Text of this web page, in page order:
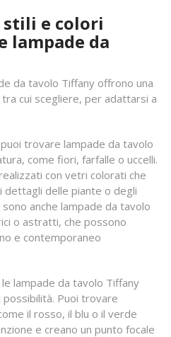
stili e colori
lampade da
da tavolo Tiffany offrono una
cui scegliere, per adattarsi a
trovare lampade da tavolo
come fiori, farfalle o uccelli.
con vetri colorati che
delle piante o degli
anche lampade da tavolo
o astratti, che possono
e contemporaneo
lampade da tavolo Tiffany
Puoi trovare
il rosso, il blu o il verde
e creano un punto focale